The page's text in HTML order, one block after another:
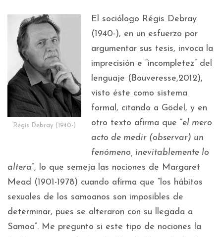
Régis Debray (1940-)
El sociólogo Régis Debray
(1940-), en un esfuerzo por
argumentar sus tesis, invoca la
imprecisión e “incompletez” del
lenguaje (Bouveresse,2012),
visto éste como sistema
formal, citando a Gödel, y en
otro texto afirma que “el mero
acto de medir (observar) un
fenómeno, inevitablemente lo
altera”, lo que semeja las nociones de Margaret
Mead (1901-1978) cuando afirma que “los hábitos
sexuales de los samoanos son imposibles de
determinar, pues se alteraron con su llegada a
Samoa”. Me pregunto si este tipo de nociones la